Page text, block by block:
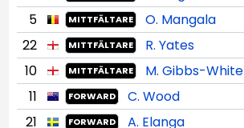
5 MITTFÄLTARE
O. Mangala
22
MITTFÄLTARE
R. Yates
10
MITTFÄLTARE
M. Gibbs-White
11
FORWARD
C. Wood
21
FORWARD A. Elanga